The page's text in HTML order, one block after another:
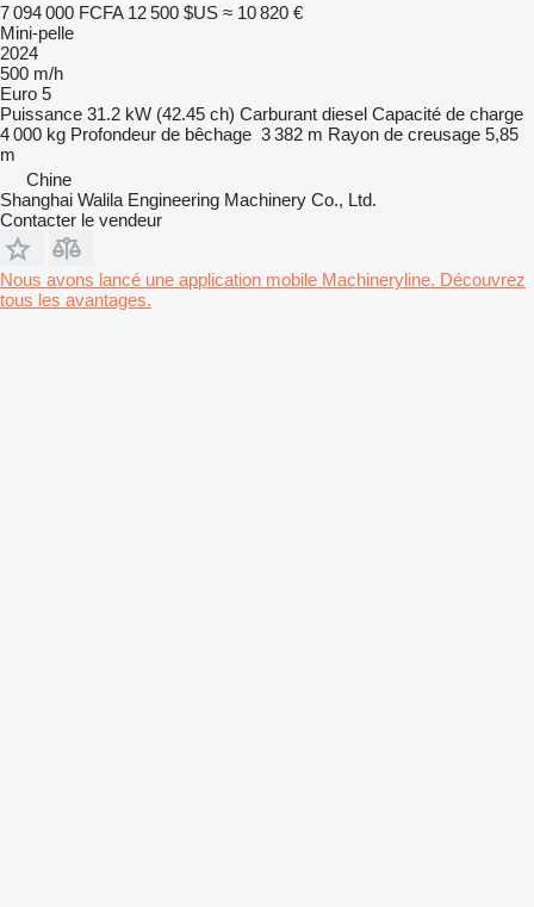
7 094 000 FCFA 12 500 $US ≈ 10 820 €
Mini-pelle
2024
500 m/h
Euro 5
Puissance 31.2 kW (42.45 ch) Carburant diesel Capacité de charge
4 000 kg Profondeur de bêchage 3 382 m Rayon de creusage 5,85
m
Chine
Shanghai Walila Engineering Machinery Co., Ltd.
Contacter le vendeur
Nous avons lancé une application mobile Machineryline. Découvrez
tous les avantages.